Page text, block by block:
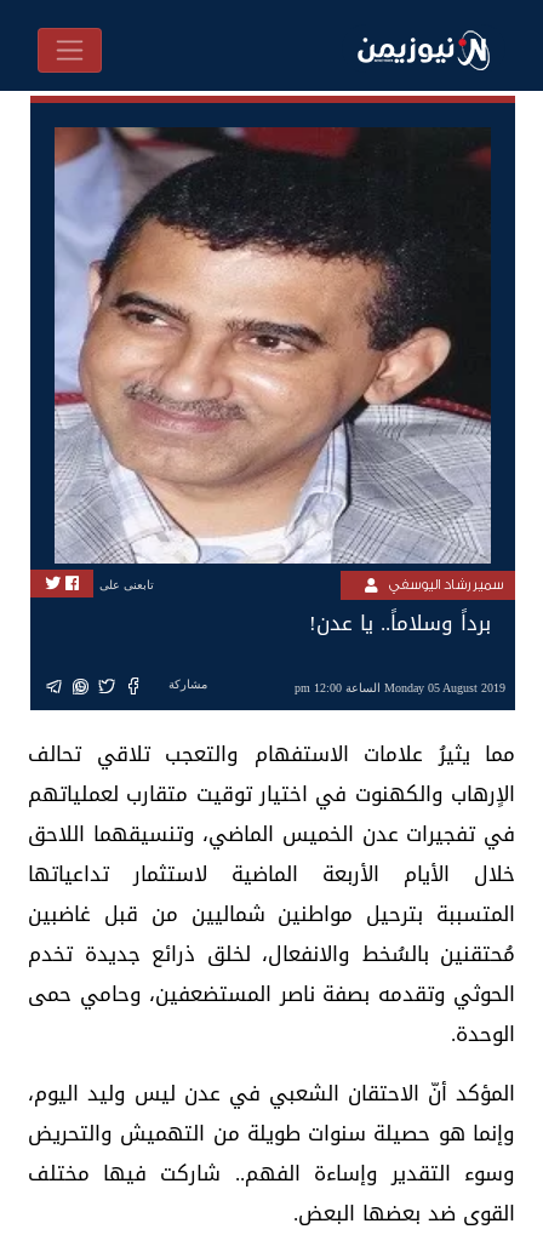
سمير رشاد اليوسفي تابعنى على
برداً وسلاماً.. يا عدن!
Monday 05 August 2019 الساعة 12:00 pm مشاركة
مما يثيرُ علامات الاستفهام والتعجب تلاقي تحالف
الاٍرهاب والكهنوت في اختيار توقيت متقارب لعملياتهم
في تفجيرات عدن الخميس الماضي، وتنسيقهما اللاحق
خلال الأيام الأربعة الماضية لاستثمار تداعياتها
المتسببة بترحيل مواطنين شماليين من قبل غاضبين
مُحتقنين بالسُخط والانفعال، لخلق ذرائع جديدة تخدم
الحوثي وتقدمه بصفة ناصر المستضعفين، وحامي حمى
الوحدة.
المؤكد أنّ الاحتقان الشعبي في عدن ليس وليد اليوم،
وإنما هو حصيلة سنوات طويلة من التهميش والتحريض
وسوء التقدير وإساءة الفهم.. شاركت فيها مختلف
القوى ضد بعضها البعض.